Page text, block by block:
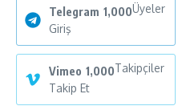
Telegram 1,000Üyeler
Giriş
Vimeo 1,000Takipçiler
Takip Et